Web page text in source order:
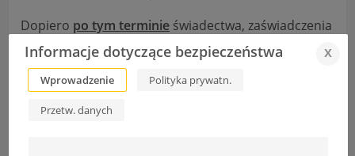
Dopiero po tym terminie świadectwa, zaświadczenia
czy dyplomy zdający będą mogli odebrać w
Sekretariacie Szkoły.
Gazetka szkolna wydanie nr 2 05/2017
Informacje dotyczące bezpieczeństwa x
Wprowadzenie Polityka prywatn.
Przetw. danych